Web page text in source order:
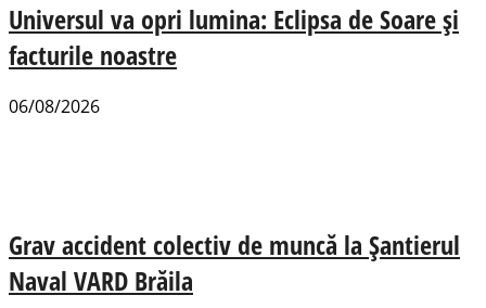
Universul va opri lumina: Eclipsa de Soare și
facturile noastre
06/08/2026
Grav accident colectiv de muncă la Șantierul
Naval VARD Brăila